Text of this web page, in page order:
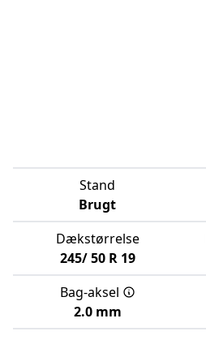
Stand
Brugt
Dækstørrelse
245/ 50 R 19
Bag-aksel
2.0 mm